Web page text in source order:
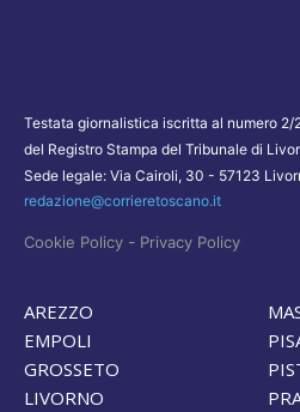
Testata giornalistica iscritta al numero 2/
del Registro Stampa del Tribunale di
Sede legale: Via Cairoli, 30 - 57123
redazione@corrieretoscano.it
Cookie Policy - Privacy Policy
AREZZO
EMPOLI
GROSSETO
LIVORNO